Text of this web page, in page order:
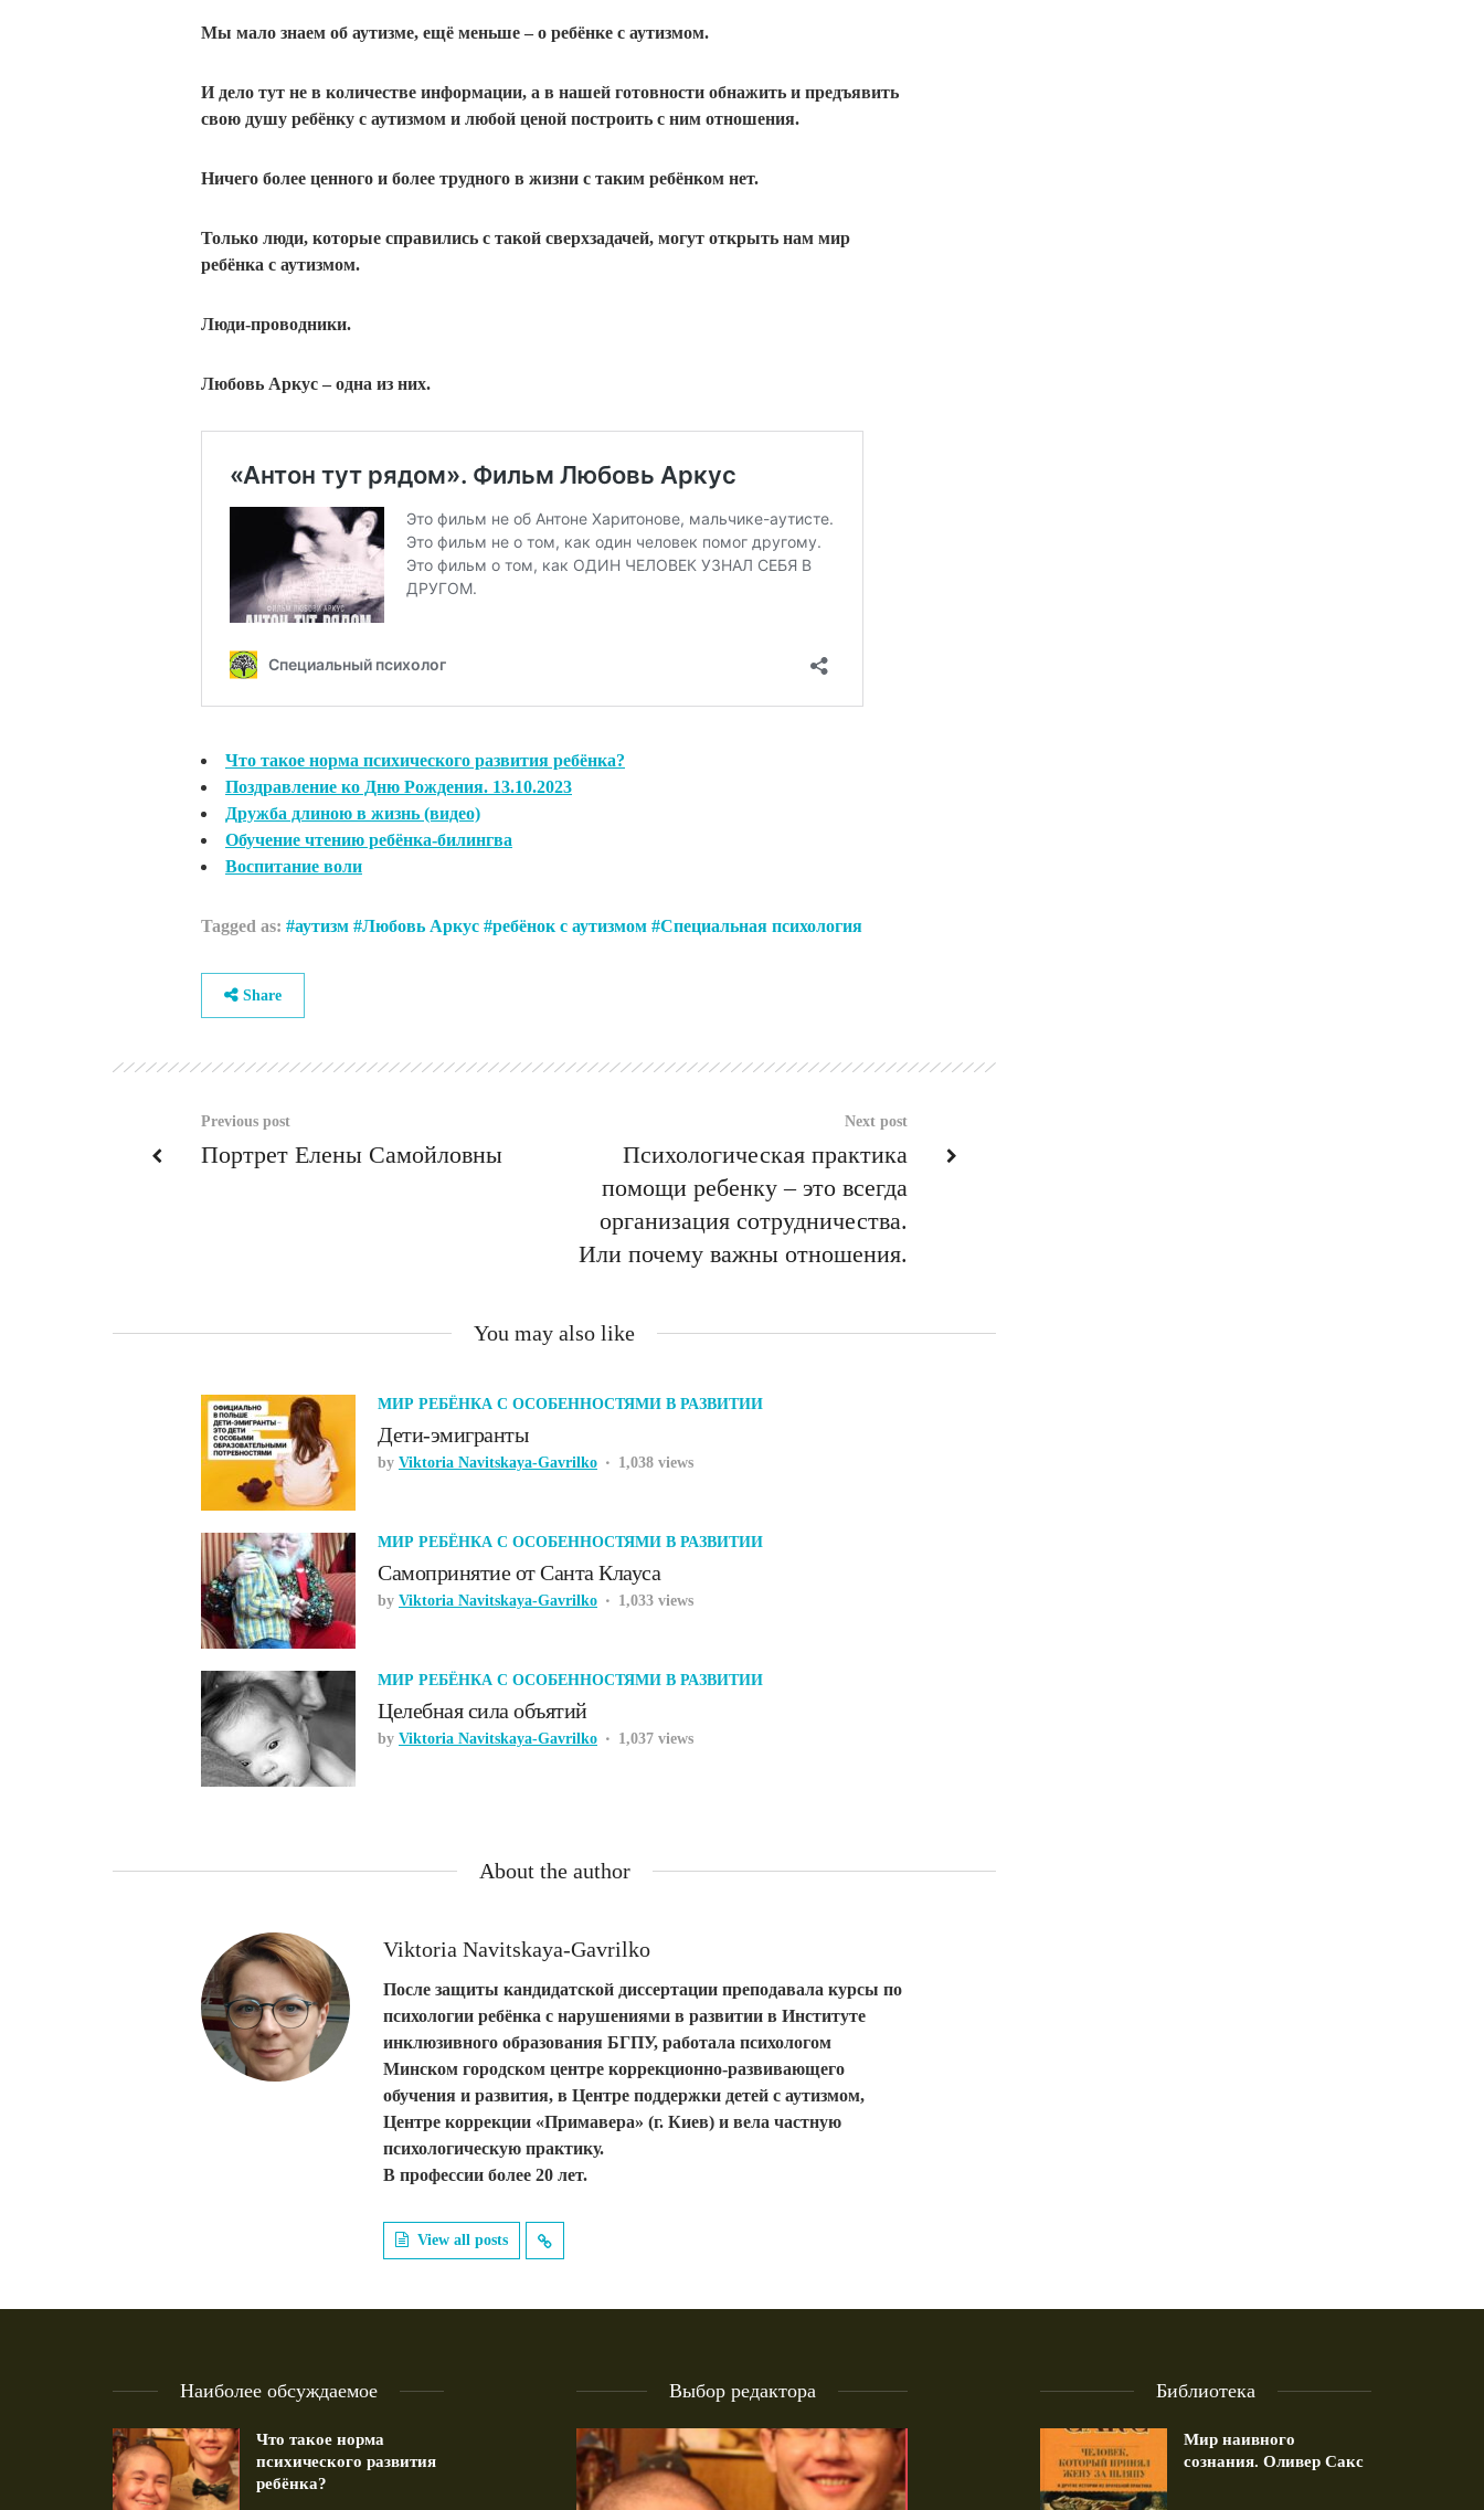
Мы мало знаем об аутизме, ещё меньше – о ребёнке с аутизмом.
И дело тут не в количестве информации, а в нашей готовности обнажить и предъявить
свою душу ребёнку с аутизмом и любой ценой построить с ним отношения.
Ничего более ценного и более трудного в жизни с таким ребёнком нет.
Только люди, которые справились с такой сверхзадачей, могут открыть нам мир
ребёнка с аутизмом.
Люди-проводники.
Любовь Аркус – одна из них.
Что такое норма психического развития ребёнка?
Поздравление ко Дню Рождения. 13.10.2023
Дружба длиною в жизнь (видео)
Обучение чтению ребёнка-билингва
Воспитание воли
Tagged as: аутизм Любовь Аркус ребёнок с аутизмом Специальная психология
Share
Previous post
Портрет Елены Самойловны
Next post
Психологическая практика
помощи ребенку – это всегда
организация сотрудничества.
Или почему важны отношения.
You may also like
МИР РЕБЁНКА С ОСОБЕННОСТЯМИ В РАЗВИТИИ
Дети-эмигранты
by Viktoria Navitskaya-Gavrilko 1,038 views
МИР РЕБЁНКА С ОСОБЕННОСТЯМИ В РАЗВИТИИ
Самопринятие от Санта Клауса
by Viktoria Navitskaya-Gavrilko 1,033 views
МИР РЕБЁНКА С ОСОБЕННОСТЯМИ В РАЗВИТИИ
Целебная сила объятий
by Viktoria Navitskaya-Gavrilko 1,037 views
About the author
Viktoria Navitskaya-Gavrilko
После защиты кандидатской диссертации преподавала курсы по
психологии ребёнка с нарушениями в развитии в Институте
инклюзивного образования БГПУ, работала психологом
Минском городском центре коррекционно-развивающего
обучения и развития, в Центре поддержки детей с аутизмом,
Центре коррекции «Примавера» (г. Киев) и вела частную
психологическую практику.
В профессии более 20 лет.
View all posts
Наиболее обсуждаемое
Что такое норма
психического развития
ребёнка?
Выбор редактора Библиотека
Мир наивного
сознания. Оливер Сакс